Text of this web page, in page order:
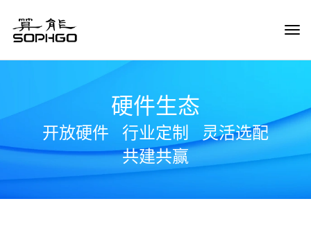
硬件生态
开放硬件 行业定制
灵活选配
共建共赢